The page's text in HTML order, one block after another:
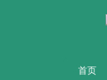
首页